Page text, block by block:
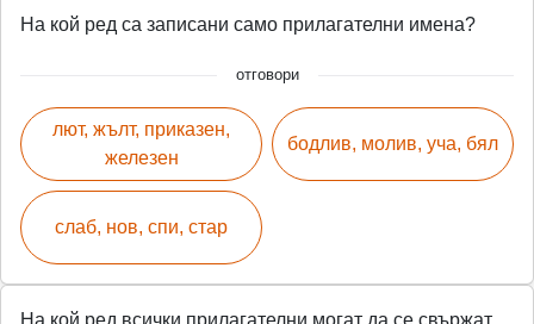
На кой ред са записани само прилагателни имена?
отговори
лют, жълт, приказен,
железен
слаб, нов, спи, стар
бодлив, молив, уча, бял
На кой ред всички прилагателни могат да се свържат